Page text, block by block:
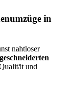
in
nahtloser
und